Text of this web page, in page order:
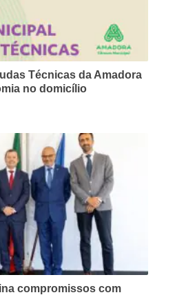
Técnicas da Amadora
no domicílio
compromissos com